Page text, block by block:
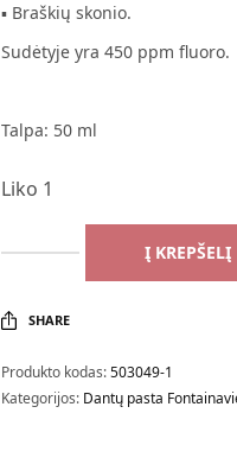
▪ Braškių skonio.
Sudėtyje yra 450 ppm fluoro.
Talpa: 50 ml
Liko 1
Į KREPŠELĮ
SHARE
Produkto kodas:503049-1
Kategorijos: Dantų pasta